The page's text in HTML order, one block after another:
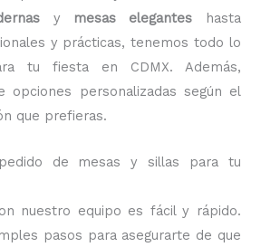
y mesas elegantes hasta
y prácticas, tenemos todo lo
tu fiesta en CDMX. Además,
opciones personalizadas según el
que prefieras.
de mesas y sillas para tu
nuestro equipo es fácil y rápido.
pasos para asegurarte de que